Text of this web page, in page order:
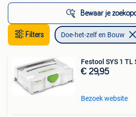
Bewaar je
Filters Doe-het-zelf en Bouw
Festool SYS 1
€ 29,95
Bezoek website